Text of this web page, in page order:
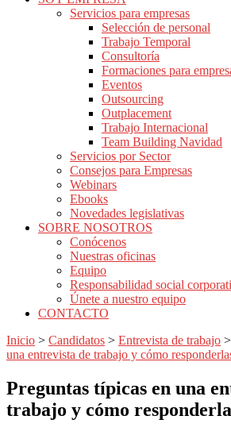
Servicios para empresas
Selección de personal
Trabajo Temporal
Consultoría
Formaciones para
Eventos
Outsourcing
Outplacement
Trabajo Internacional
Team Building Navidad
Servicios por Sector
Consejos para Empresas
Webinars
Ebooks
Novedades legislativas
SOBRE NOSOTROS
Conócenos
Nuestras oficinas
Equipo
Responsabilidad social
Únete a nuestro equipo
CONTACTO
Inicio > Candidatos > Entrevista de trabajo >
una entrevista de trabajo y cómo
Preguntas típicas en una
trabajo y cómo